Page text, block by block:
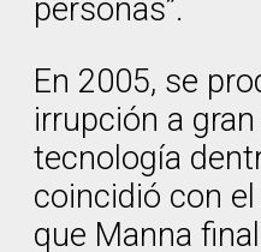
personas”.
En 2005, se
irrupción a
tecnología
coincidió con
que Manna